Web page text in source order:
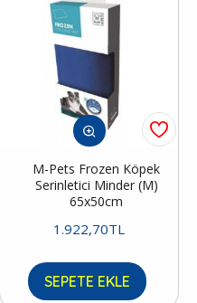
M-Pets Frozen Köpek
Serinletici Minder (M)
65x50cm
1.922,70TL
SEPETE EKLE